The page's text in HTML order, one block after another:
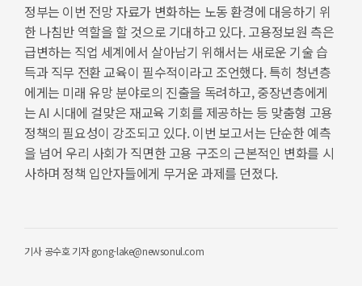
정부는 이번 전망 자료가 변화하는 노동 환경에 대응하기 위
한 나침반 역할을 할 것으로 기대하고 있다. 고용정보원 측은
급변하는 직업 세계에서 살아남기 위해서는 새로운 기술 습
득과 직무 전환 교육이 필수적이라고 조언했다. 특히 청년층
에게는 미래 유망 분야로의 진출을 독려하고, 중장년층에게
는 AI 시대에 걸맞은 재교육 기회를 제공하는 등 맞춤형 고용
정책의 필요성이 강조되고 있다. 이번 보고서는 단순한 예측
을 넘어 우리 사회가 직면한 고용 구조의 근본적인 변화를 시
사하며 정책 입안자들에게 무거운 과제를 던졌다.
기사 공수호 기자 gong-lake@newsonul.com